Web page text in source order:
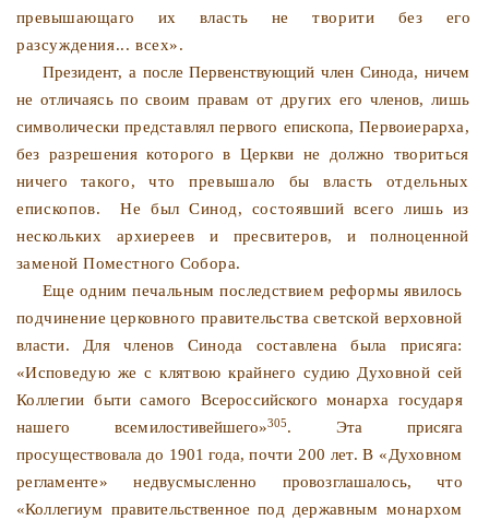
превышающаго их власть не творити без его
разсуждения... всех».
Президент, а после Первенствующий член Синода, ничем
не отличаясь по своим правам от других его членов, лишь
сим­волически представлял первого епископа, Первоиерарха,
без разрешения которого в Церкви не должно твориться
ничего такого, что превышало бы власть отдельных
епископов.
Небыл Синод, состоявший всего лишь из
нескольких архиереев и пресвитеров, и полноценной
заменой Поместного Собора.
Еще одним печальным последствием реформы явилось
подчинение церковного правительства светской верховной
власти. Для членов Синода составлена была присяга:
«Испо­ведую же с клятвою крайнего судию Духовной сей
Коллегиибыти самого Всероссийского монарха государя
нашего всеми­лостивейшего»305. Эта присяга
просуществовала до 1901 года,почти 200 лет. В «Духовном
регламенте» недвусмысленно провозглашалось, что
«Коллегиум правительственное под дер­жавным монархом